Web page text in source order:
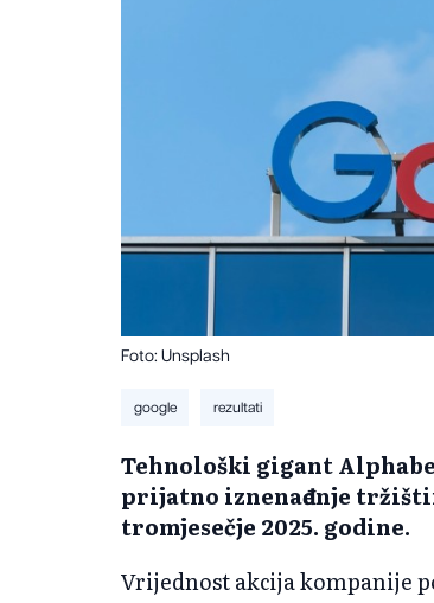
Foto: Unsplash
google rezultati
Tehnološki gigant
prijatno iznenađenje
tromjesečje 2025. godine.
Vrijednost akcija kompanije